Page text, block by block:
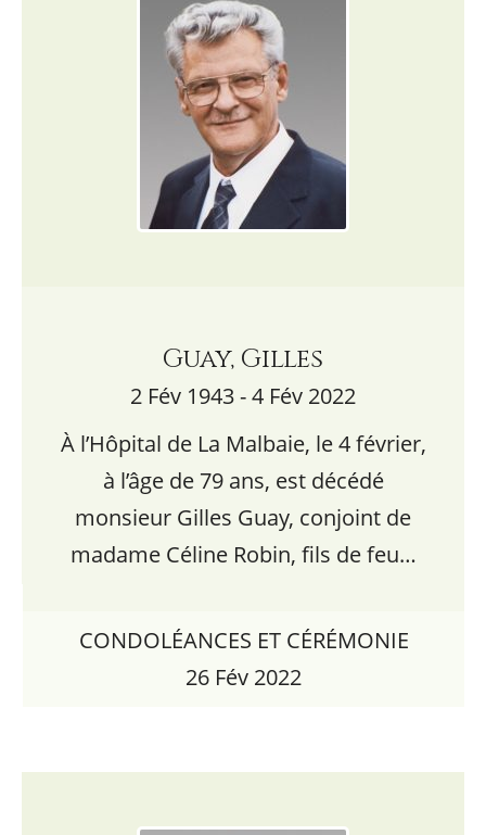
Guay, Gilles
2 Fév 1943 - 4 Fév 2022
À l’Hôpital de La Malbaie, le 4 février,
à l’âge de 79 ans, est décédé
monsieur Gilles Guay, conjoint de
madame Céline Robin, fils de feu…
CONDOLÉANCES ET CÉRÉMONIE
26 Fév 2022